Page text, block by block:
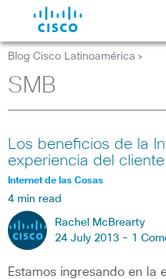
Blog Cisco Latinoamérica >
SMB
Los beneficios de la
experiencia del
Internet de las Cosas
4 min read
Rachel McBrearty
24 July 2013 - 1
Estamos ingresando en la